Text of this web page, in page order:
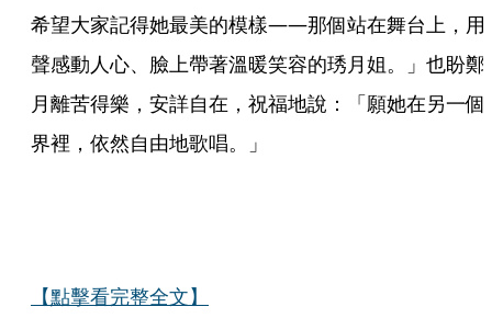
希望大家記得她最美的模樣——那個站在舞台上，用
聲感動人心、臉上帶著溫暖笑容的琇月姐。」也盼鄭
月離苦得樂，安詳自在，祝福地說：「願她在另一個
界裡，依然自由地歌唱。」
【點擊看完整全文】